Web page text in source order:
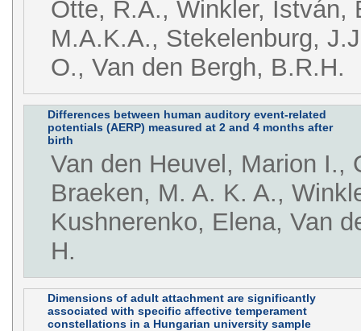
Otte, R.A., Winkler, István,
M.A.K.A., Stekelenburg,
O., Van den Bergh, B.R.H.
Differences between human auditory event-related
potentials (AERP) measured at 2 and 4 months after
birth
Van den Heuvel, Marion I.,
Braeken, M. A. K. A.,
Kushnerenko, Elena, Van
H.
Dimensions of adult attachment are significantly
associated with specific affective temperament
constellations in a Hungarian university sample